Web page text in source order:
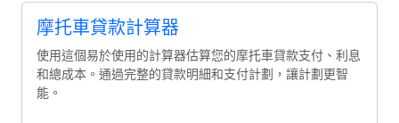
摩托車貸款計算器
使用這個易於使用的計算器估算您的摩托車貸款支付、利息
和總成本。通過完整的貸款明細和支付計劃，讓計劃更智
能。